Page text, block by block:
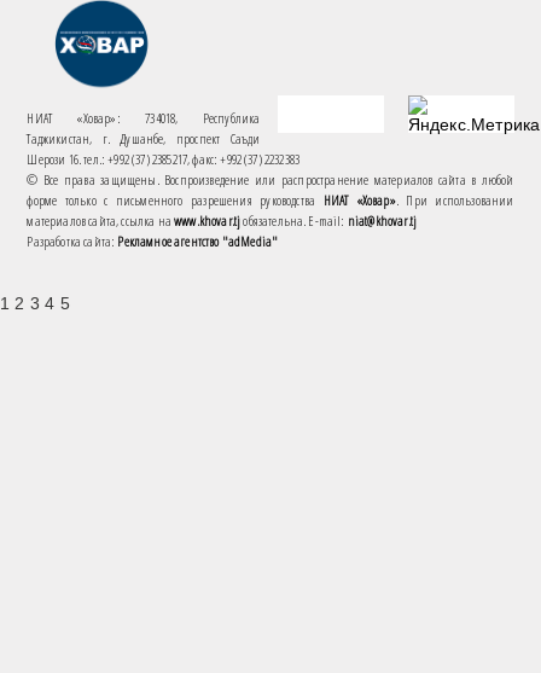
НИАТ «Ховар»: 734018, Республика
Таджикистан, г. Душанбе, проспект Саъди
Шерози 16. тел.: +992 (37) 2385217, факс: +992 (37) 2232383
© Все права защищены. Воспроизведение или распространение материалов сайта в любой
форме только с письменного разрешения руководства НИАТ «Ховар». При использовании
материалов сайта, ссылка наwww.khovar.tjобязательна. E-mail: niat@khovar.tj
Разработка сайта: Рекламное агентство "adMedia"
1 2 3 4 5